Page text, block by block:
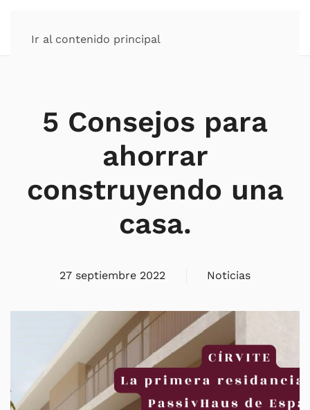
Ir al contenido principal
5 Consejos para
ahorrar
construyendo una
casa.
27 septiembre 2022 Noticias